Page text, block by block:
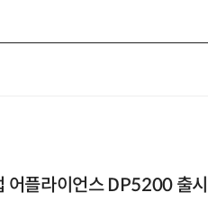
어플라이언스 DP5200 출시